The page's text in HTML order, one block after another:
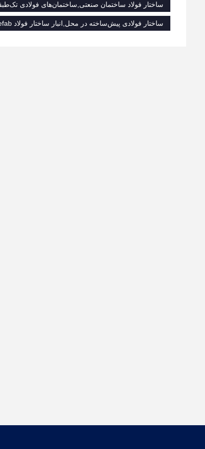
ساختار فولاد ساختمان صنعتی,ساختمان‌های فولادی
ساختار فولادی پیش‌ساخته در محل,انبار ساختار فولاد prefab,ساختمان‌های فولادی پیش‌ساخته مدرن